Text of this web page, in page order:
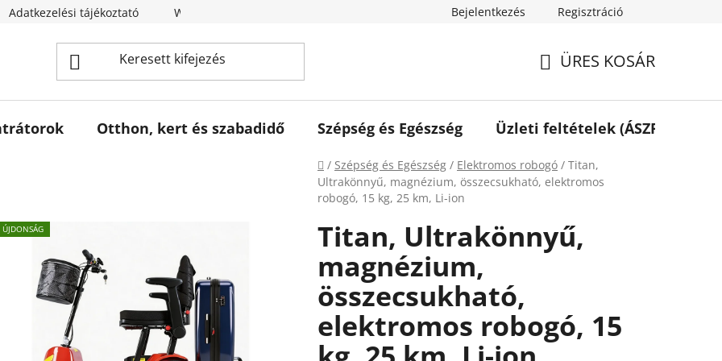
Adatkezelési tájékoztató Webáruház értékelése Bejelentkezés Regisztráció
ÜRES KOSÁR
Otthon, kert és szabadidő Szépség és Egészség Üzleti feltételek (ÁSZF)
Kezdőlap
/ Szépség és Egészség / Elektromos robogó / Titan,
Ultrakönnyű, magnézium, összecsukható, elektromos
robogó, 15 kg, 25 km, Li-ion
Titan, Ultrakönnyű,
magnézium,
összecsukható,
elektromos robogó, 15
ÚJDONSÁG